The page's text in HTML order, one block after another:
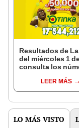
Resultados de
del miércoles 1
consulta los
Pozo Millonario,
boliyapa, S/
LEER MÁS
LO MÁS VISTO